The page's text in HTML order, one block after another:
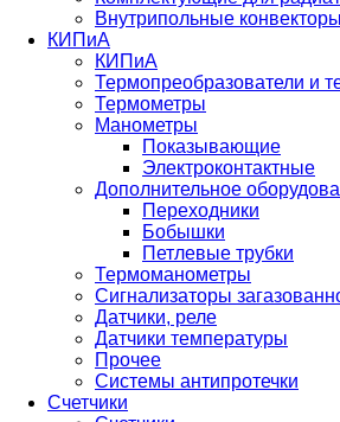
Внутрипольные конвекторы
КИПиА
КИПиА
Термопреобразователи и
Термометры
Манометры
Показывающие
Электроконтактные
Дополнительное
Переходники
Бобышки
Петлевые трубки
Термоманометры
Сигнализаторы
Датчики, реле
Датчики температуры
Прочее
Системы антипротечки
Счетчики